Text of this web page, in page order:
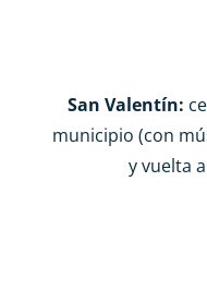
San Valentín:
municipio (con
y vuelta